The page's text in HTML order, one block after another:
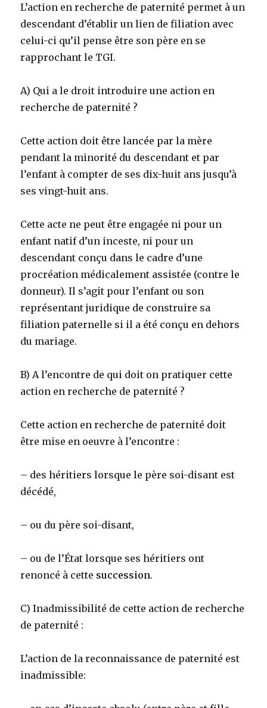
L’action en recherche de paternité permet à un
descendant d’établir un lien de filiation avec
celui-ci qu’il pense être son père en se
rapprochant le TGI.
A) Qui a le droit introduire une action en
recherche de paternité ?
Cette action doit être lancée par la mère
pendant la minorité du descendant et par
l’enfant à compter de ses dix-huit ans jusqu’à
ses vingt-huit ans.
Cette acte ne peut être engagée ni pour un
enfant natif d’un inceste, ni pour un
descendant conçu dans le cadre d’une
procréation médicalement assistée (contre le
donneur). Il s’agit pour l’enfant ou son
représentant juridique de construire sa
filiation paternelle si il a été conçu en dehors
du mariage.
B) A l’encontre de qui doit on pratiquer cette
action en recherche de paternité ?
Cette action en recherche de paternité doit
être mise en oeuvre à l’encontre :
– des héritiers lorsque le père soi-disant est
décédé,
– ou du père soi-disant,
– ou de l’État lorsque ses héritiers ont
renoncé à cette succession.
C) Inadmissibilité de cette action de recherche
de paternité :
L’action de la reconnaissance de paternité est
inadmissible: